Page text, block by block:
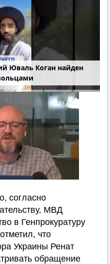
Юваль Коган найден
согласно
МВД
в Генпрокуратуру
что
Украины Ренат
обращение